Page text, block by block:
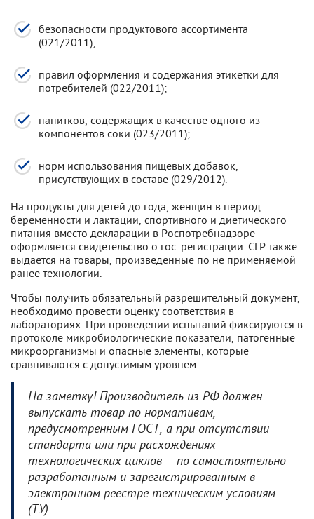
безопасности продуктового ассортимента
(021/2011);
правил оформления и содержания этикетки для
потребителей (022/2011);
напитков, содержащих в качестве одного из
компонентов соки (023/2011);
норм использования пищевых добавок,
присутствующих в составе (029/2012).
На продукты для детей до года, женщин в период
беременности и лактации, спортивного и диетического
питания вместо декларации в Роспотребнадзоре
оформляется свидетельство о гос. регистрации. СГР также
выдается на товары, произведенные по не применяемой
ранее технологии.
Чтобы получить обязательный разрешительный документ,
необходимо провести оценку соответствия в
лабораториях. При проведении испытаний фиксируются в
протоколе микробиологические показатели, патогенные
микроорганизмы и опасные элементы, которые
сравниваются с допустимым уровнем.
На заметку! Производитель из РФ должен
выпускать товар по нормативам,
предусмотренным ГОСТ, а при отсутствии
стандарта или при расхождениях
технологических циклов – по самостоятельно
разработанным и зарегистрированным в
электронном реестре техническим условиям
(ТУ).